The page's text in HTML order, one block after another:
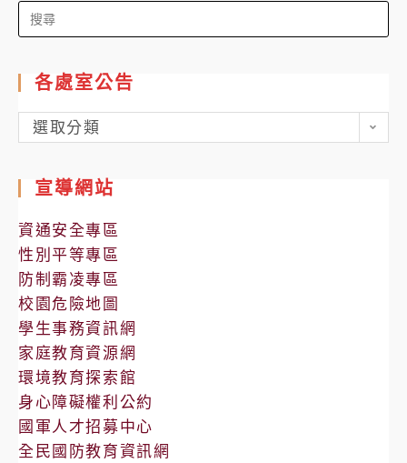
Search
for:
各處室公告
各
處
公
告
選取分類
宣導網站
資通安全專區
性別平等專區
防制霸凌專區
校園危險地圖
學生事務資訊網
家庭教育資源網
環境教育探索館
身心障礙權利公約
國軍人才招募中心
全民國防教育資訊網